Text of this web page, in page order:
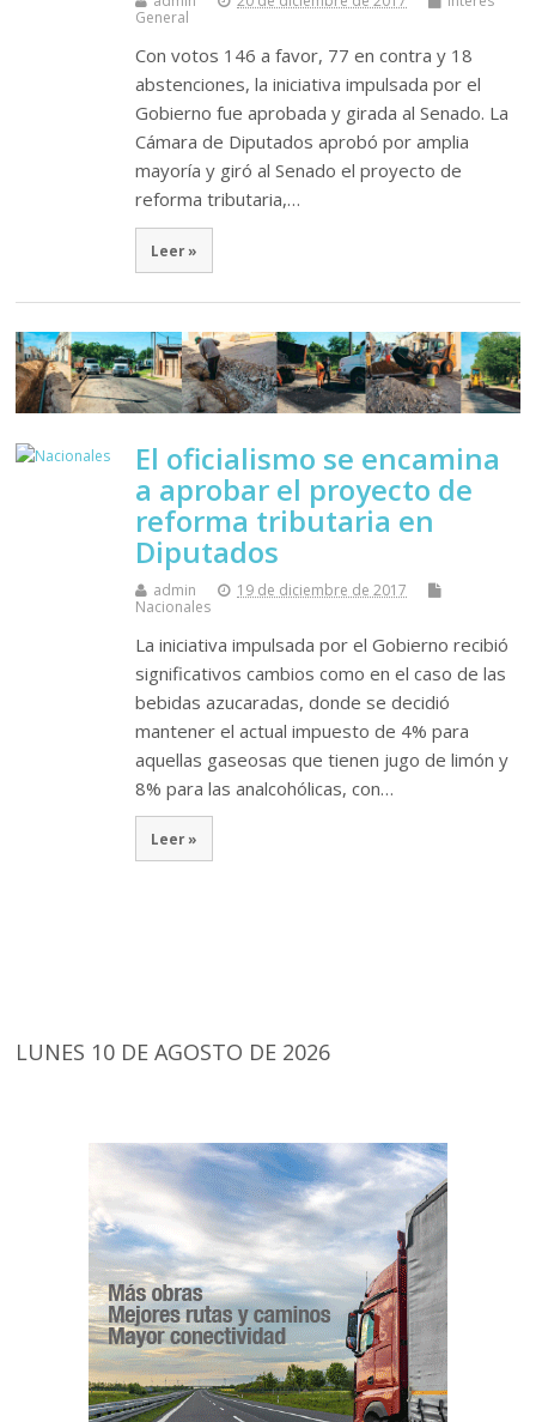
General
Con votos 146 a favor, 77 en contra y 18
abstenciones, la iniciativa impulsada por el
Gobierno fue aprobada y girada al Senado. La
Cámara de Diputados aprobó por amplia
mayoría y giró al Senado el proyecto de
reforma tributaria,…
Leer »
El oficialismo se encamina
a aprobar el proyecto de
reforma tributaria en
Diputados
admin
19 de diciembre de 2017
Nacionales
La iniciativa impulsada por el Gobierno recibió
significativos cambios como en el caso de las
bebidas azucaradas, donde se decidió
mantener el actual impuesto de 4% para
aquellas gaseosas que tienen jugo de limón y
8% para las analcohólicas, con…
Leer »
LUNES 10 DE AGOSTO DE 2026